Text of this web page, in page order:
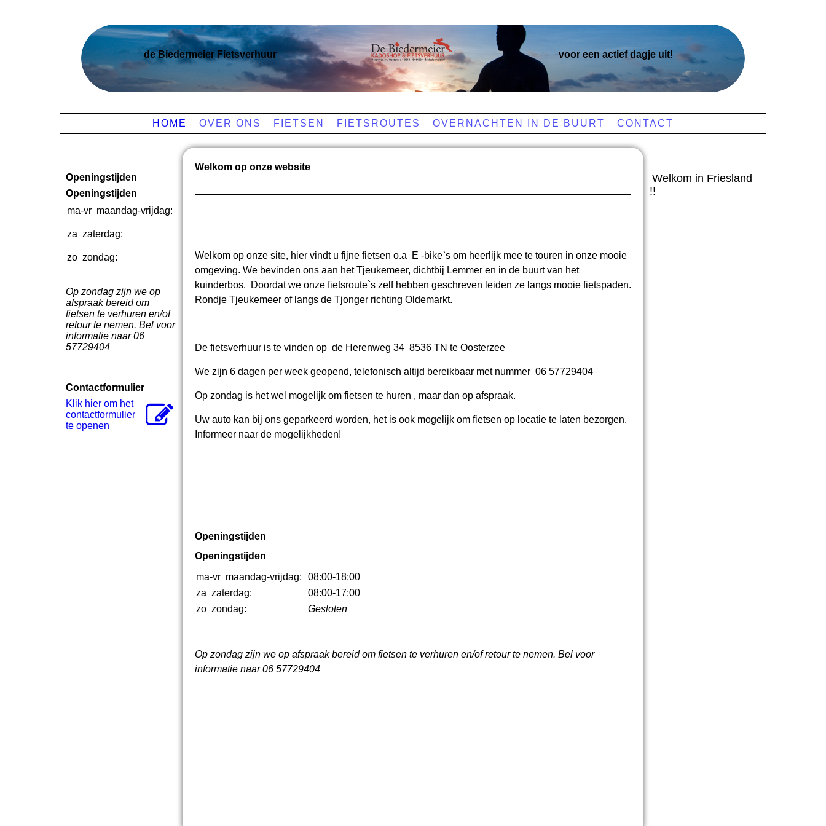
de Biedermeier Fietsverhuur voor een actief dagje uit!
HOME OVER ONS FIETSEN FIETSROUTES OVERNACHTEN IN DE BUURT CONTACT
Welkom op onze website
Welkom op onze site, hier vindt u fijne fietsen o.a E -bike`s om heerlijk mee te touren in onze mooie
omgeving. We bevinden ons aan het Tjeukemeer, dichtbij Lemmer en in de buurt van het
kuinderbos. Doordat we onze fietsroute`s zelf hebben geschreven leiden ze langs mooie fietspaden.
Rondje Tjeukemeer of langs de Tjonger richting Oldemarkt.
De fietsverhuur is te vinden op de Herenweg 34 8536 TN te Oosterzee
We zijn 6 dagen per week geopend, telefonisch altijd bereikbaar met nummer 06 57729404
Op zondag is het wel mogelijk om fietsen te huren , maar dan op afspraak.
Uw auto kan bij ons geparkeerd worden, het is ook mogelijk om fietsen op locatie te laten bezorgen.
Informeer naar de mogelijkheden!
Openingstijden
Openingstijden
ma-vr maandag-vrijdag:
08:00-18:00
za zaterdag:
08:00-17:00
zo zondag: Gesloten
Op zondag zijn we op afspraak bereid om fietsen te verhuren en/of retour te nemen. Bel voor
informatie naar 06 57729404
Openingstijden
Openingstijden
ma-vr maandag-vrijdag:
za zaterdag:
zo zondag: Gesloten
Op zondag zijn we op
afspraak bereid om
fietsen te verhuren en/of
retour te nemen. Bel voor
informatie naar 06
57729404
Contactformulier
Klik hier om het
contactformulier
te openen
Welkom in Friesland
!!